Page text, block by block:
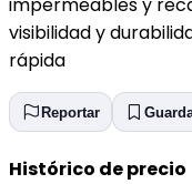
visibilidad y
rápida
Reportar
Histórico de precio